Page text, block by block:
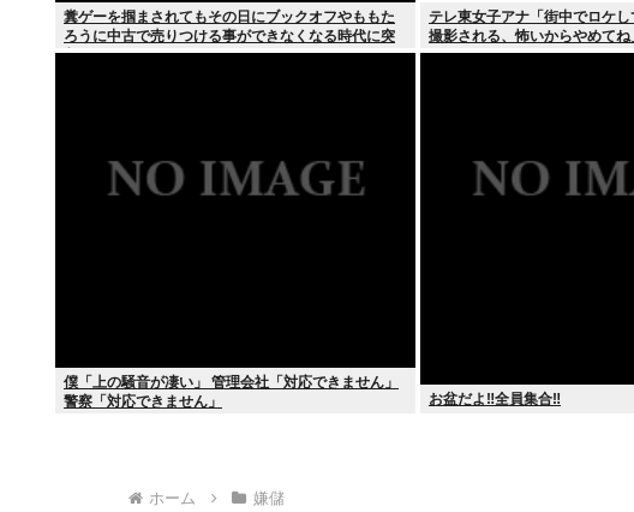
糞ゲーを掴まされてもその日にブックオフやももた
ろうに中古で売りつける事ができなくなる時代に突
入
テレ東女子アナ「街中でロケ
撮影される、怖いからやめてね
僕「上の騒音が凄い」 管理会社「対応できません」
警察「対応できません」
お盆だよ‼全員集合‼
ホーム 嫌儲